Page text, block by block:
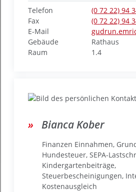
Telefon (0 72 22) 94
Fax
(0 72 22) 94
E-Mail
Gebäude
Rathaus
Raum
1.4
BiancaKober
Finanzen Einnahmen,
Hundesteuer, SEPA-
Kindergartenbeiträge,
Steuerbescheinigungen,
Kostenausgleich